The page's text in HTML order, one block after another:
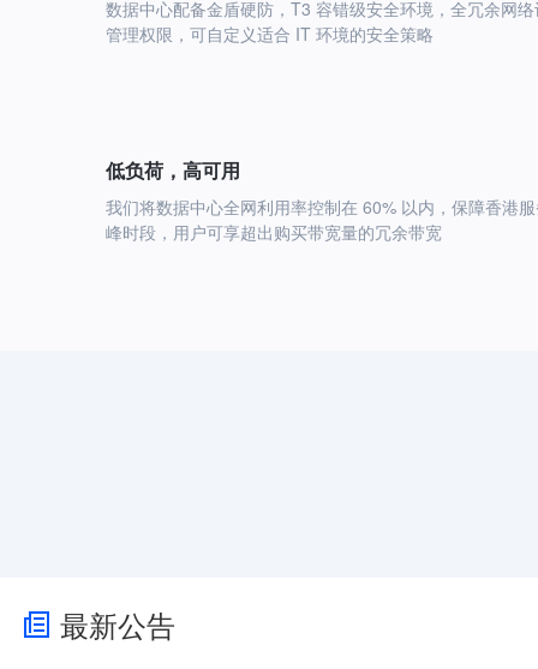
数据中心配备金盾硬防，T3 容错级安全环境，全冗余网
管理权限，可自定义适合 IT 环境的安全策略
低负荷，高可用
我们将数据中心全网利用率控制在 60% 以内，保障香港
峰时段，用户可享超出购买带宽量的冗余带宽
最新公告